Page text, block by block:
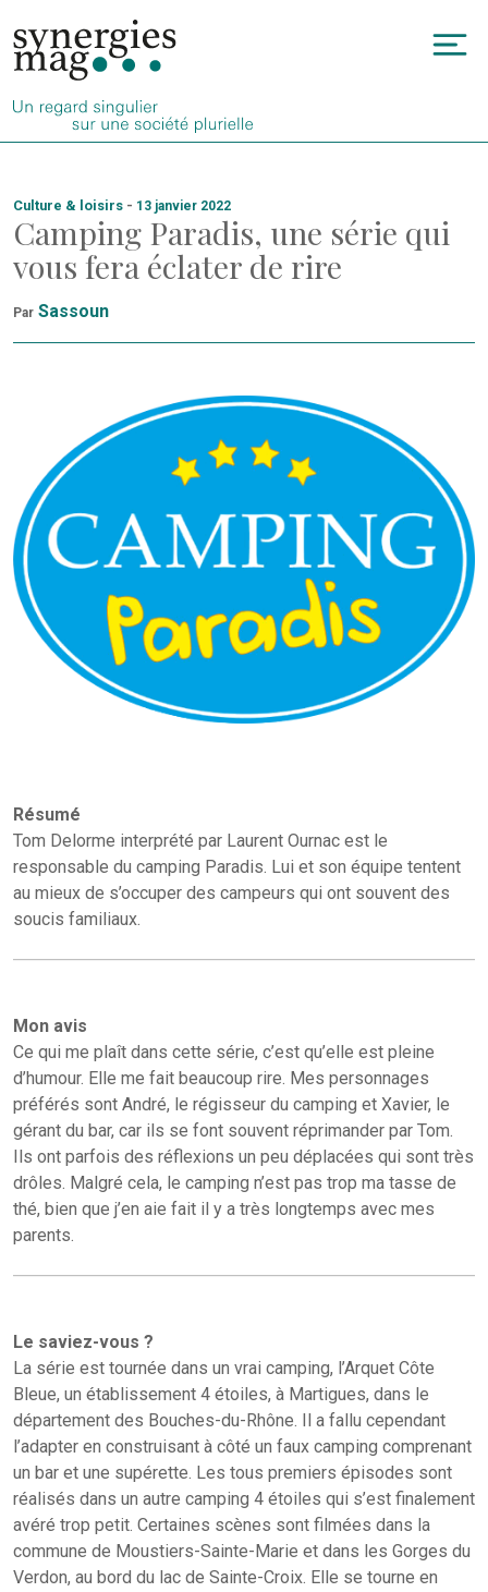
au
contenu
Culture & loisirs - 13 janvier 2022
Camping Paradis, une série qui
vous fera éclater de rire
Par Sassoun
Résumé
Tom Delorme interprété par Laurent Ournac est le
responsable du camping Paradis. Lui et son équipe tentent
au mieux de s’occuper des campeurs qui ont souvent des
soucis familiaux.
Mon avis
Ce qui me plaît dans cette série, c’est qu’elle est pleine
d’humour. Elle me fait beaucoup rire. Mes personnages
préférés sont André, le régisseur du camping et Xavier, le
gérant du bar, car ils se font souvent réprimander par Tom.
Ils ont parfois des réflexions un peu déplacées qui sont très
drôles. Malgré cela, le camping n’est pas trop ma tasse de
thé, bien que j’en aie fait il y a très longtemps avec mes
parents.
Le saviez-vous ?
La série est tournée dans un vrai camping, l’Arquet Côte
Bleue, un établissement 4 étoiles, à Martigues, dans le
département des Bouches-du-Rhône. Il a fallu cependant
l’adapter en construisant à côté un faux camping comprenant
un bar et une supérette. Les tous premiers épisodes sont
réalisés dans un autre camping 4 étoiles qui s’est finalement
avéré trop petit. Certaines scènes sont filmées dans la
commune de Moustiers-Sainte-Marie et dans les Gorges du
Verdon, au bord du lac de Sainte-Croix. Elle se tourne en